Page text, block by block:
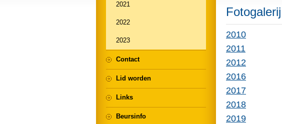
Fotogalerij
2010
2011
2012
2016
2017
2018
2019
2021
2022
2023
Contact
Lid worden
Links
Beursinfo